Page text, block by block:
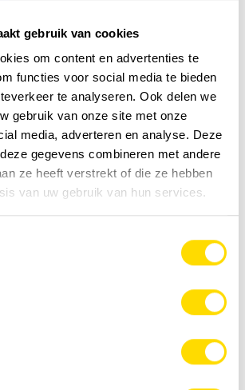
gebruik van cookies
om content en advertenties te
functies voor social media te bieden
te analyseren. Ook delen we
gebruik van onze site met onze
media, adverteren en analyse. Deze
gegevens combineren met andere
ze heeft verstrekt of die ze hebben
van uw gebruik van hun services.
minières